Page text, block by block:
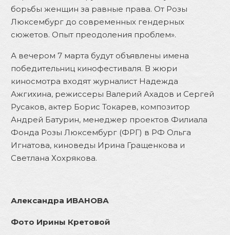
борьбы женщин за равные права. От Розы
Люксембург до современных гендерных
сюжетов. Опыт преодоления проблем».
А вечером 7 марта будут объявлены имена
победительниц кинофестиваля. В жюри
киносмотра входят журналист Надежда
Ажгихина, режиссеры Валерий Ахадов и Сергей
Русаков, актер Борис Токарев, композитор
Андрей Батурин, менеджер проектов Филиала
Фонда Розы Люксембург (ФРГ) в РФ Ольга
Игнатова, киноведы Ирина Гращенкова и
Светлана Хохрякова.
Александра ИВАНОВА
Фото Ирины Кретовой